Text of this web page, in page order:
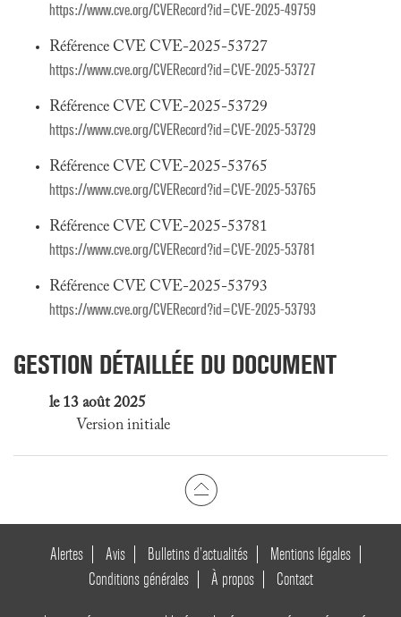
https://www.cve.org/CVERecord?id=CVE-2025-49759
Référence CVE CVE-2025-53727
https://www.cve.org/CVERecord?id=CVE-2025-53727
Référence CVE CVE-2025-53729
https://www.cve.org/CVERecord?id=CVE-2025-53729
Référence CVE CVE-2025-53765
https://www.cve.org/CVERecord?id=CVE-2025-53765
Référence CVE CVE-2025-53781
https://www.cve.org/CVERecord?id=CVE-2025-53781
Référence CVE CVE-2025-53793
https://www.cve.org/CVERecord?id=CVE-2025-53793
GESTION DÉTAILLÉE DU DOCUMENT
le 13 août 2025
Version initiale
Alertes Avis Bulletins d’actualités
Mentions légales
Conditions générales
À propos Contact